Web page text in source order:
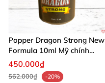
Popper Dragon Strong New
Formula 10ml Mỹ chính
hãng tăng khoái cảm thăng
450.000₫
562.000₫
-20%